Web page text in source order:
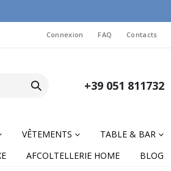
Connexion FAQ Contacts
+39 051 811732
VÊTEMENTS TABLE & BAR
AFCOLTELLERIE HOME BLOG